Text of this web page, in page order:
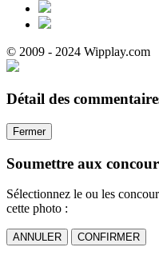
© 2009 - 2024 Wipplay.com
Détail des
Fermer
Soumettre aux
Sélectionnez le ou les
cette photo :
ANNULER CONFIRMER